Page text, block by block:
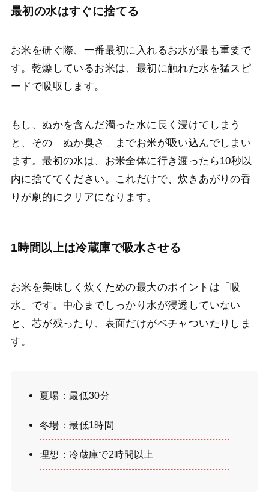
最初の水はすぐに捨てる
お米を研ぐ際、一番最初に入れるお水が最も重要で
す。乾燥しているお米は、最初に触れた水を猛スピ
ードで吸収します。
もし、ぬかを含んだ濁った水に長く浸けてしまう
と、その「ぬか臭さ」までお米が吸い込んでしまい
ます。最初の水は、お米全体に行き渡ったら10秒以
内に捨ててください。これだけで、炊きあがりの香
りが劇的にクリアになります。
1時間以上は冷蔵庫で吸水させる
お米を美味しく炊くための最大のポイントは「吸
水」です。中心までしっかり水が浸透していない
と、芯が残ったり、表面だけがベチャついたりしま
す。
夏場：最低30分
冬場：最低1時間
理想：冷蔵庫で2時間以上